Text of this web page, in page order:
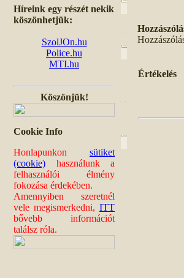
Híreink egy részét nekik
köszönhetjük:
SzolJOn.hu
Police.hu
MTI.hu
Köszönjük!
Cookie Info
Honlapunkon sütiket
(cookie) használunk a
felhasználói élmény
fokozása érdekében.
Amennyiben szeretnél
vele megismerkedni, ITT
bővebb információt
találsz róla.
Értékelés